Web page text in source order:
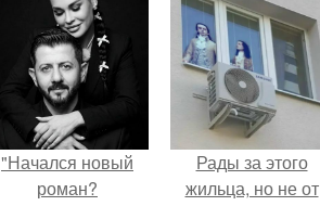
"Начался новый
роман?
Рады за этого
жильца, но не от